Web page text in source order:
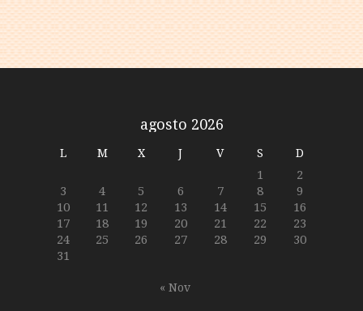
agosto 2026
L M X J V S D
1
2
3
4 5 6 7 8
9
10
11 12 13 14 15
16
17
18 19 20 21 22
23
24
25 26 27 28 29
30
31
« Nov